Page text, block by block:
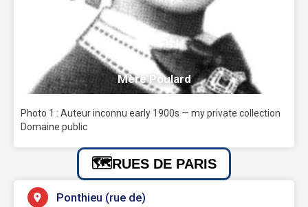
Mère Poulard
Photo 1 : Auteur inconnu early 1900s — my private collection
Domaine public
RUES DE PARIS
Ponthieu (rue de)